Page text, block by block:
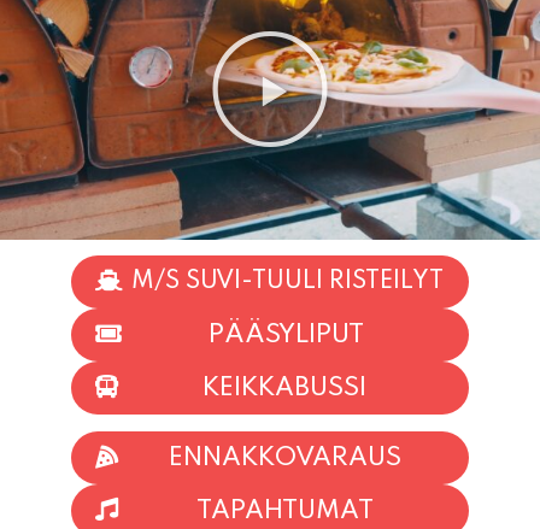
M/S SUVI-TUULI RISTEILYT
PÄÄSYLIPUT
KEIKKABUSSI
TAPAHTUMAT
INFO